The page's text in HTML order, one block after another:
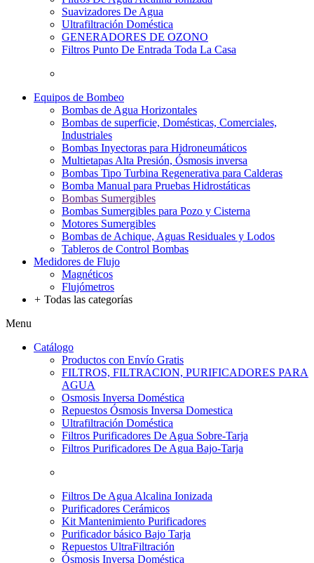
Suavizadores De Agua
Ultrafiltración Doméstica
GENERADORES DE OZONO
Filtros Punto De Entrada Toda La Casa
Equipos de Bombeo
Bombas de Agua Horizontales
Bombas de superficie, Domésticas, Comerciales,
Industriales
Bombas Inyectoras para Hidroneumáticos
Multietapas Alta Presión, Ósmosis inversa
Bombas Tipo Turbina Regenerativa para Calderas
Bomba Manual para Pruebas Hidrostáticas
Bombas Sumergibles
Bombas Sumergibles para Pozo y Cisterna
Motores Sumergibles
Bombas de Achique, Aguas Residuales y Lodos
Tableros de Control Bombas
Medidores de Flujo
Magnéticos
Flujómetros
+ Todas las categorías
Menu
Catálogo
Productos con Envío Gratis
FILTROS, FILTRACION, PURIFICADORES PARA
AGUA
Osmosis Inversa Doméstica
Repuestos Ósmosis Inversa Domestica
Ultrafiltración Doméstica
Filtros Purificadores De Agua Sobre-Tarja
Filtros Purificadores De Agua Bajo-Tarja
Filtros De Agua Alcalina Ionizada
Purificadores Cerámicos
Kit Mantenimiento Purificadores
Purificador básico Bajo Tarja
Repuestos UltraFiltración
Ósmosis Inversa Doméstica